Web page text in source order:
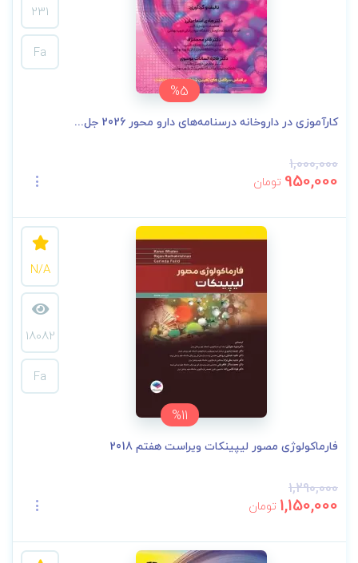
%5
231
Fa
کارآموزی در داروخانه درسنامه‌های دارو محور 2026 جل...
1,000,000
950,000 تومان
%11
N/A
18082
Fa
فارماکولوژی مصور لیپینکات ویراست هفتم 2018
1,290,000
1,150,000 تومان